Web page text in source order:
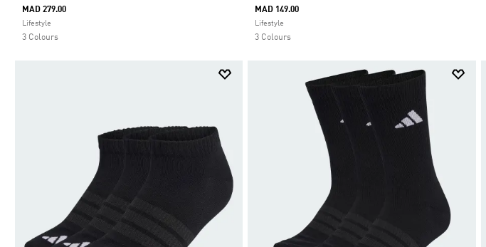
Selected
MAD 279.00
Lifestyle
3 Colours
Selected
MAD 149.00
Lifestyle
3 Colours